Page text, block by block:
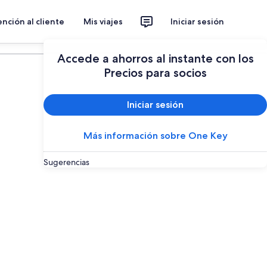
al cliente Mis viajes Iniciar sesión
Accede a ahorros al instante con los
Precios para socios
Iniciar sesión
Más información sobre One Key
Sugerencias